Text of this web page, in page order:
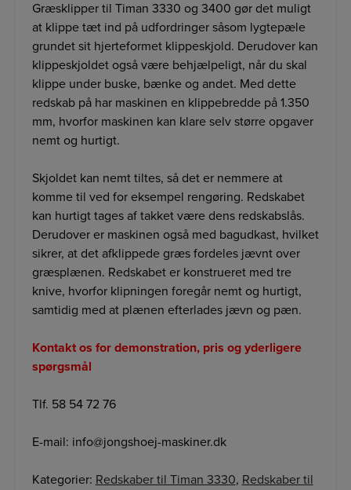
Græsklipper til Timan 3330 og 3400 gør det muligt
at klippe tæt ind på udfordringer såsom lygtepæle
grundet sit hjerteformet klippeskjold. Derudover kan
klippeskjoldet også være behjælpeligt, når du skal
klippe under buske, bænke og andet. Med dette
redskab på har maskinen en klippebredde på 1.350
mm, hvorfor maskinen kan klare selv større opgaver
nemt og hurtigt.
Skjoldet kan nemt tiltes, så det er nemmere at
komme til ved for eksempel rengøring. Redskabet
kan hurtigt tages af takket være dens redskabslås.
Derudover er maskinen også med bagudkast, hvilket
sikrer, at det afklippede græs fordeles jævnt over
græsplænen. Redskabet er konstrueret med tre
knive, hvorfor klipningen foregår nemt og hurtigt,
samtidig med at plænen efterlades jævn og pæn.
Kontakt os for demonstration, pris og yderligere
spørgsmål
Tlf. 58 54 72 76
E-mail: info@jongshoej-maskiner.dk
Kategorier: Redskaber til Timan 3330, Redskaber til